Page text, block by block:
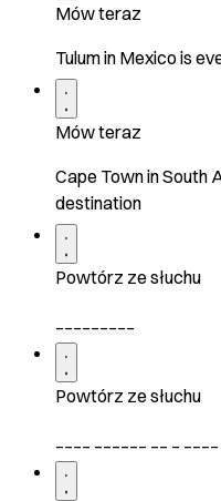
Mów teraz
Tulum in Mexico is
Mów teraz
Cape Town in South
destination
Powtórz ze słuchu
Powtórz ze słuchu